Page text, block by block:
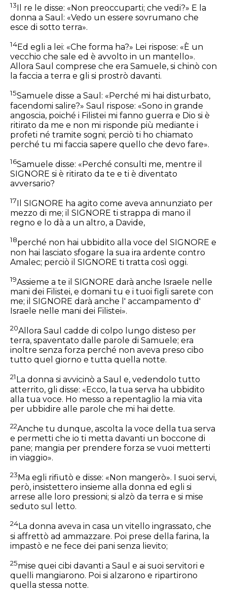
13Il re le disse: «Non preoccuparti; che vedi?» E la
donna a Saul: «Vedo un essere sovrumano che
esce di sotto terra».
14Ed egli a lei: «Che forma ha?» Lei rispose: «È un
vecchio che sale ed è avvolto in un mantello».
Allora Saul comprese che era Samuele, si chinò con
la faccia a terra e gli si prostrò davanti.
15Samuele disse a Saul: «Perché mi hai disturbato,
facendomi salire?» Saul rispose: «Sono in grande
angoscia, poiché i Filistei mi fanno guerra e Dio si è
ritirato da me e non mi risponde più mediante i
profeti né tramite sogni; perciò ti ho chiamato
perché tu mi faccia sapere quello che devo fare».
16Samuele disse: «Perché consulti me, mentre il
SIGNORE si è ritirato da te e ti è diventato
avversario?
17
Il SIGNORE ha agito come aveva annunziato per
mezzo di me; il SIGNORE ti strappa di mano il
regno e lo dà a un altro, a Davide,
18perché non hai ubbidito alla voce del SIGNORE e
non hai lasciato sfogare la sua ira ardente contro
Amalec; perciò il SIGNORE ti tratta così oggi.
19Assieme a te il SIGNORE darà anche Israele nelle
mani dei Filistei, e domani tu e i tuoi figli sarete con
me; il SIGNORE darà anche l' accampamento d'
Israele nelle mani dei Filistei».
20Allora Saul cadde di colpo lungo disteso per
terra, spaventato dalle parole di Samuele; era
inoltre senza forza perché non aveva preso cibo
tutto quel giorno e tutta quella notte.
21 La donna si avvicinò a Saul e, vedendolo tutto
atterrito, gli disse: «Ecco, la tua serva ha ubbidito
alla tua voce. Ho messo a repentaglio la mia vita
per ubbidire alle parole che mi hai dette.
22Anche tu dunque, ascolta la voce della tua serva
e permetti che io ti metta davanti un boccone di
pane; mangia per prendere forza se vuoi metterti
in viaggio».
23 Ma egli rifiutò e disse: «Non mangerò». I suoi servi,
però, insistettero insieme alla donna ed egli si
arrese alle loro pressioni; si alzò da terra e si mise
seduto sul letto.
24La donna aveva in casa un vitello ingrassato, che
si affrettò ad ammazzare. Poi prese della farina, la
impastò e ne fece dei pani senza lievito;
25mise quei cibi davanti a Saul e ai suoi servitori e
quelli mangiarono. Poi si alzarono e ripartirono
quella stessa notte.